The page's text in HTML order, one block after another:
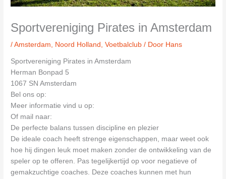
Sportvereniging Pirates in Amsterdam
/Amsterdam Noord Holland ,Voetbalclub / Door Hans
Sportvereniging Pirates in Amsterdam
Herman Bonpad 5
1067 SN Amsterdam
Bel ons op:
Meer informatie vind u op:
Of mail naar:
De perfecte balans tussen discipline en plezier
De ideale coach heeft strenge eigenschappen, maar weet ook
hoe hij dingen leuk moet maken zonder de ontwikkeling van de
speler op te offeren. Pas tegelijkertijd op voor negatieve of
gemakzuchtige coaches. Deze coaches kunnen met hun